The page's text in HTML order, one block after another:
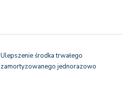
Ulepszenie środka trwałego
zamortyzowanego jednorazowo